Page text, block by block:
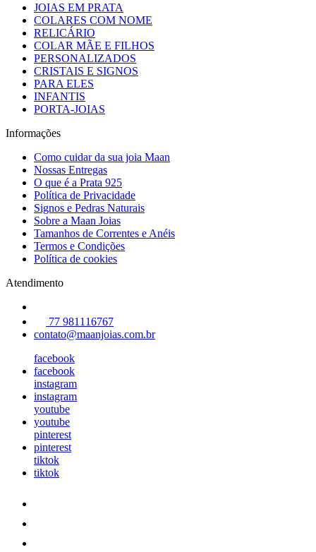
JOIAS EM PRATA
COLARES COM NOME
RELICÁRIO
COLAR MÃE E FILHOS
PERSONALIZADOS
CRISTAIS E SIGNOS
PARA ELES
INFANTIS
PORTA-JOIAS
Informações
Como cuidar da sua joia Maan
Nossas Entregas
O que é a Prata 925
Política de Privacidade
Signos e Pedras Naturais
Sobre a Maan Joias
Tamanhos de Correntes e Anéis
Termos e Condições
Política de cookies
Atendimento
77 981116767
contato@maanjoias.com.br
facebook
facebook
instagram
instagram
youtube
youtube
pinterest
pinterest
tiktok
tiktok